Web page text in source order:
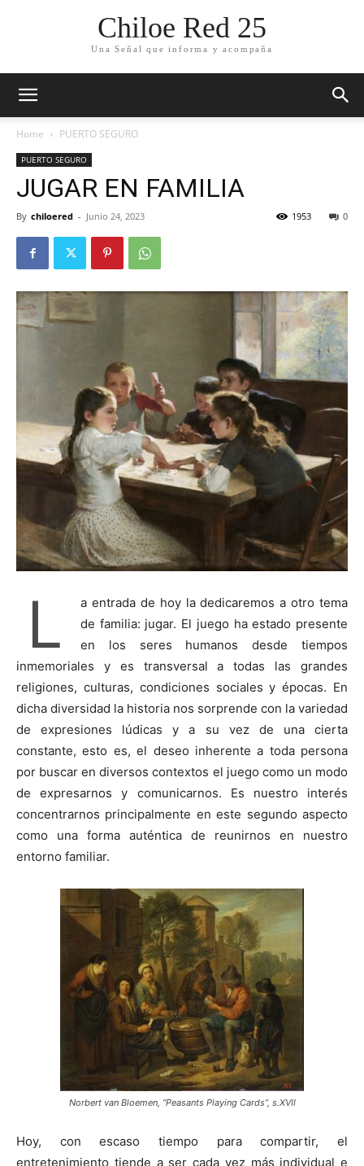
Chiloe Red 25
Una Señal que informa y acompaña
Home PUERTO SEGURO
PUERTO SEGURO
JUGAR EN FAMILIA
By chiloered - Junio 24, 2023 0
1953
L
a entrada de hoy la dedicaremos a otro tema
de familia: jugar. El juego ha estado presente
en los seres humanos desde tiempos
inmemoriales y es transversal a todas las grandes
religiones, culturas, condiciones sociales y épocas. En
dicha diversidad la historia nos sorprende con la variedad
de expresiones lúdicas y a su vez de una cierta
constante, esto es, el deseo inherente a toda persona
por buscar en diversos contextos el juego como un modo
de expresarnos y comunicarnos. Es nuestro interés
concentrarnos principalmente en este segundo aspecto
como una forma auténtica de reunirnos en nuestro
entorno familiar.
Norbert van Bloemen, “Peasants Playing Cards”, s.XVII
Hoy, con escaso tiempo para compartir, el
entretenimiento tiende a ser cada vez más individual e